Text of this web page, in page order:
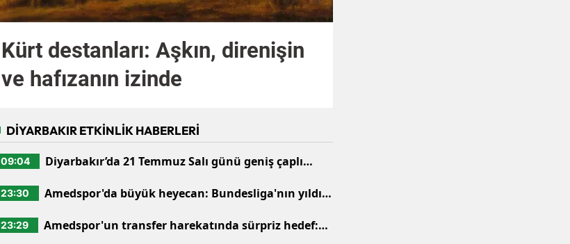
Kürt destanları: Aşkın, direnişin
ve hafızanın izinde
DİYARBAKIR ETKİNLİK HABERLERİ
09:04
Diyarbakır’da 21 Temmuz Salı günü geniş çaplı
23:30
Amedspor'da büyük heyecan: Bundesliga'nın yıldız
23:29
Amedspor'un transfer harekatında sürpriz hedef: